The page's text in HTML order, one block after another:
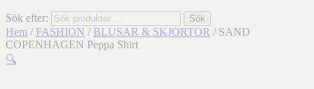
Sök efter: Sök
Hem / FASHION / BLUSAR & SKJORTOR / SAND
COPENHAGEN Peppa Shirt
🔍